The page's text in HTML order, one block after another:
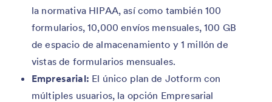
la normativa HIPAA, así como también 100
formularios, 10,000 envíos mensuales, 100 GB
de espacio de almacenamiento y 1 millón de
vistas de formularios mensuales.
Empresarial: El único plan de Jotform con
múltiples usuarios, la opción Empresarial